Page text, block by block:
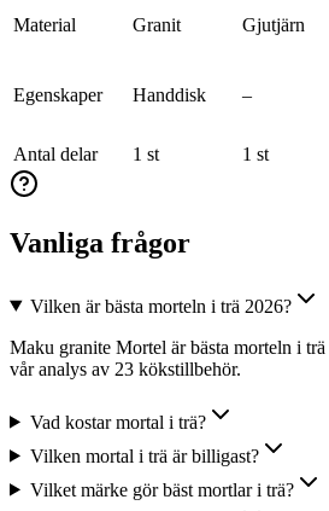
Material Granit Gjutjärn
Egenskaper Handdisk –
Antal delar 1 st 1 st
Vanliga frågor
Vilken är bästa morteln i trä 2026?
Maku granite Mortel är bästa morteln i trä
vår analys av 23 kökstillbehör.
Vad kostar mortal i trä?
Vilken mortal i trä är billigast?
Vilket märke gör bäst mortlar i trä?